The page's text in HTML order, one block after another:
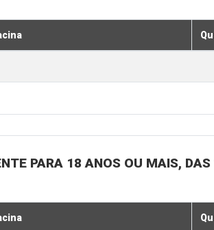
PARA 18 ANOS OU MAIS,